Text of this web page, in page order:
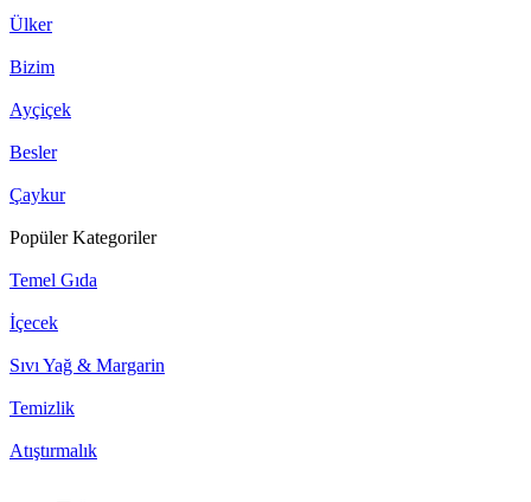
Ülker
Bizim
Ayçiçek
Besler
Çaykur
Popüler Kategoriler
Temel Gıda
İçecek
Sıvı Yağ & Margarin
Temizlik
Atıştırmalık